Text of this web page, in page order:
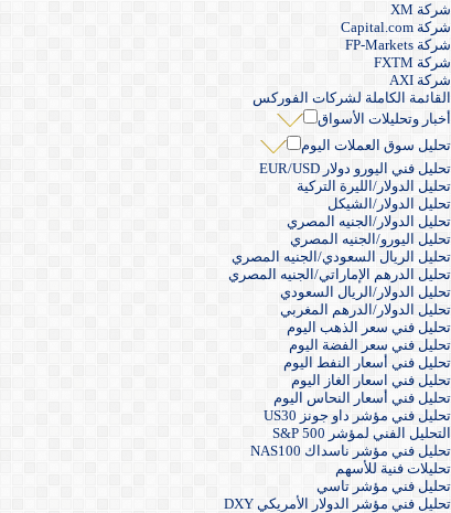
شركة XM
شركة Capital.com
شركة FP-Markets
شركة FXTM
شركة AXI
القائمة الكاملة لشركات الفوركس
أخبار وتحليلات الأسواق
تحليل سوق العملات اليوم
تحليل فني اليورو دولار EUR/USD
تحليل الدولار/الليرة التركية
تحليل الدولار/الشيكل
تحليل الدولار/الجنيه المصري
تحليل اليورو/الجنيه المصري
تحليل الريال السعودي/الجنيه المصري
تحليل الدرهم الإماراتي/الجنيه المصري
تحليل الدولار/الريال السعودي
تحليل الدولار/الدرهم المغربي
تحليل فني سعر الذهب اليوم
تحليل فني سعر الفضة اليوم
تحليل فني أسعار النفط اليوم
تحليل فني اسعار الغاز اليوم
تحليل فني أسعار النحاس اليوم
تحليل فني مؤشر داو جونز US30
التحليل الفني لمؤشر S&P 500
تحليل فني مؤشر ناسداك NAS100
تحليلات فنية للأسهم
تحليل فني مؤشر تاسي
تحليل فني مؤشر الدولار الأمريكي DXY